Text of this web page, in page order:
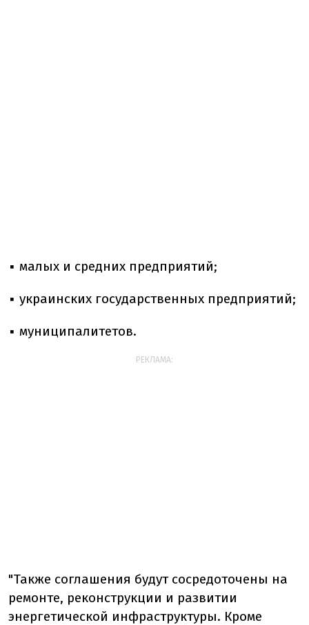
▪️ малых и средних предприятий;
▪️ украинских государственных предприятий;
▪️ муниципалитетов.
РЕКЛАМА:
"Также соглашения будут сосредоточены на
ремонте, реконструкции и развитии
энергетической инфраструктуры. Кроме